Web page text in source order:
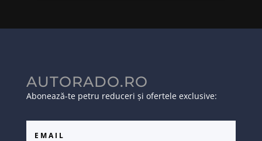
AUTORADO.RO
Abonează-te petru reduceri și ofertele exclusive: